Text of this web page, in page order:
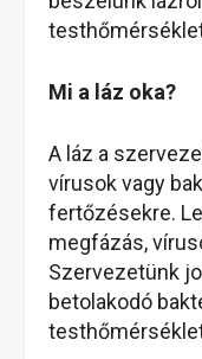
Mi a láz oka?
A láz a
vírusok vagy
fertőzésekre.
megfázás,
Szervezetünk
betolakodó